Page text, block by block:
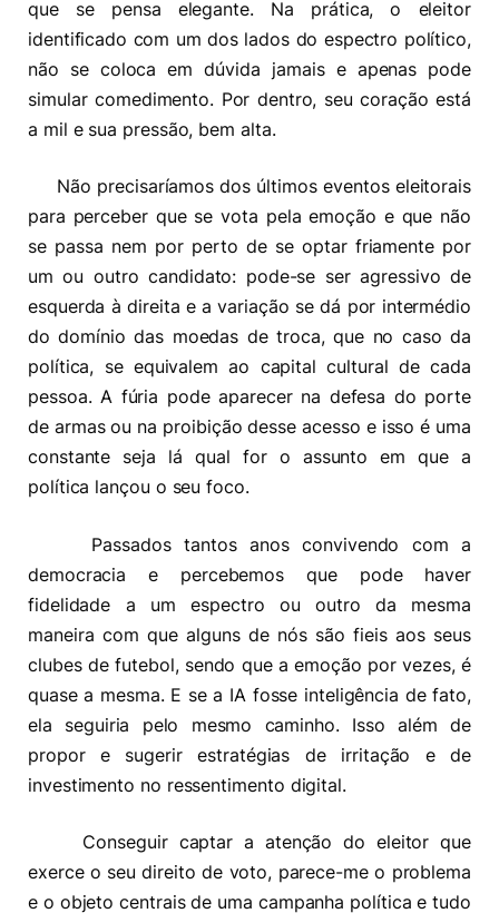
que se pensa elegante. Na prática, o eleitor
identificado com um dos lados do espectro político,
não se coloca em dúvida jamais e apenas pode
simular comedimento. Por dentro, seu coração está
a mil e sua pressão, bem alta.
Não precisaríamos dos últimos eventos eleitorais
para perceber que se vota pela emoção e que não
se passa nem por perto de se optar friamente por
um ou outro candidato: pode-se ser agressivo de
esquerda à direita e a variação se dá por intermédio
do domínio das moedas de troca, que no caso da
política, se equivalem ao capital cultural de cada
pessoa. A fúria pode aparecer na defesa do porte
de armas ou na proibição desse acesso e isso é uma
constante seja lá qual for o assunto em que a
política lançou o seu foco.
Passados tantos anos convivendo com a
democracia e percebemos que pode haver
fidelidade a um espectro ou outro da mesma
maneira com que alguns de nós são fieis aos seus
clubes de futebol, sendo que a emoção por vezes, é
quase a mesma. E se a IA fosse inteligência de fato,
ela seguiria pelo mesmo caminho. Isso além de
propor e sugerir estratégias de irritação e de
investimento no ressentimento digital.
Conseguir captar a atenção do eleitor que
exerce o seu direito de voto, parece-me o problema
e o objeto centrais de uma campanha política e tudo